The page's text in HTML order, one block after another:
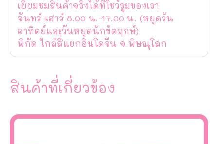
เยี่ยมชมสินค้าจริงได้ที่โชว์รูมของเรา
จันทร์-เสาร์ 8.00 น.-17.00 น. (หยุดวัน
อาทิตย์และวันหยุดนักขัตฤกษ์)
พิกัด ใกล้สี่แยกอินโดจีน จ.พิษณุโลก
สินค้าที่เกี่ยวข้อง